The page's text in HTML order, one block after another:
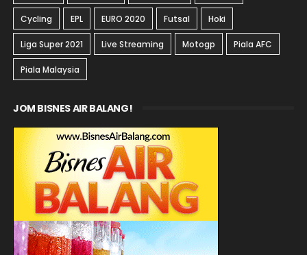
Cycling EPL EURO 2020 Futsal Hoki
Liga Super 2021 Live Streaming Motogp Piala AFC
Piala Malaysia
JOM BISNES AIR BALANG!